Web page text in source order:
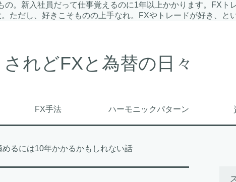
。新入社員だって仕事覚えるのに1年以上かかります。FX
ただし、好きこそものの上手なれ。FXやトレードが好き、と
されどFXと為替の日々
FX手法 ハーモニックパターン
めるには10年かかるかもしれない話